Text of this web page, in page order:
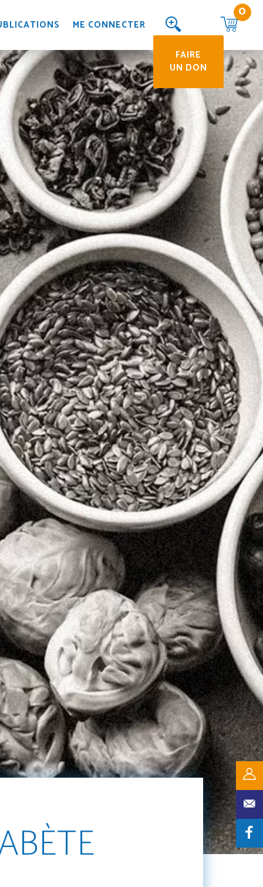
ME CONNECTER
FAIRE
UN DON